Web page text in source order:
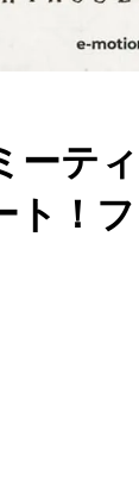
ーテ
ト！